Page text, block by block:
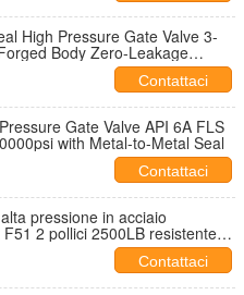
High Pressure Gate Valve 3-
Body Zero-Leakage
Contattaci
Gate Valve API 6A FLS
with Metal-to-Metal Seal
Contattaci
pressione in acciaio
2 pollici 2500LB resistente
Contattaci